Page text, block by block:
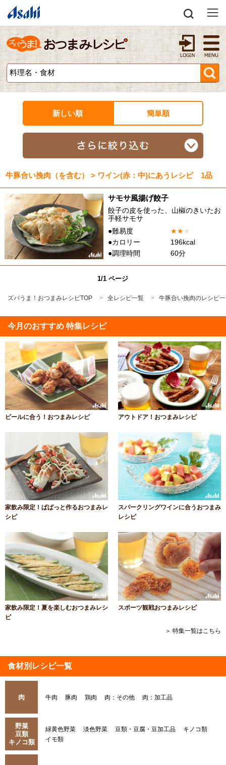
新しい順 簡単順
牛豚合い挽肉（を含む） > ワイン(赤：中)にあうレシピ 1品
サモサ風揚げ餃子
餃子の皮を使った、山椒のきいたお
手軽サモサ
●難易度
★★★
●カロリー
196kcal
●調理時間
60分
1/1 ページ
ズバうま！おつまみレシピTOP 全レシピ一覧 牛豚合い挽肉のレシピ
今月のおすすめ 特集レシピ
ビールに合う！おつまみレシピ アウトドア！おつまみレシピ
家飲み限定！ぱぱっと作るおつまみレ
シピ
スパークリングワインに合うおつまみ
レシピ
家飲み限定！夏を楽しむおつまみレシ
ピ
スポーツ観戦おつまみレシピ
＞ 特集一覧はこちら
食材別レシピ一覧
肉 牛肉 豚肉 鶏肉 肉：その他 肉：加工品
野菜
豆類
キノコ類
緑黄色野菜 淡色野菜 豆類・豆腐・豆加工品
キノコ類
イモ類